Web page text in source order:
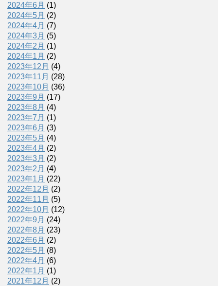
2024年6月 (1)
2024年5月 (2)
2024年4月 (7)
2024年3月 (5)
2024年2月 (1)
2024年1月 (2)
2023年12月 (4)
2023年11月 (28)
2023年10月 (36)
2023年9月 (17)
2023年8月 (4)
2023年7月 (1)
2023年6月 (3)
2023年5月 (4)
2023年4月 (2)
2023年3月 (2)
2023年2月 (4)
2023年1月 (22)
2022年12月 (2)
2022年11月 (5)
2022年10月 (12)
2022年9月 (24)
2022年8月 (23)
2022年6月 (2)
2022年5月 (8)
2022年4月 (6)
2022年1月 (1)
2021年12月 (2)